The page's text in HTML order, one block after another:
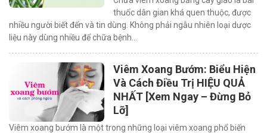
thuốc dân gian khá quen thuộc, được
nhiều người biết đến và tin dùng. Không phải ngẫu nhiên loại dược
liệu này dùng nhiều để chữa bệnh…
Viêm Xoang Bướm: Biểu Hiện
Và Cách Điều Trị HIỆU QUẢ
NHẤT [Xem Ngay – Đừng Bỏ
Lỡ]
Viêm xoang bướm là một trong những loại viêm xoang phổ biến